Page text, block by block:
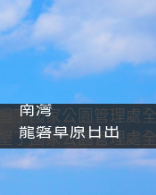
南灣
龍磐草原日出